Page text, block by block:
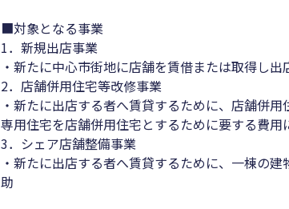
■対象となる事業
1．新規出店事業
・新たに中心市街地に店舗を賃借または取得し
2．店舗併用住宅等改修事業
・新たに出店する者へ賃貸するために、店舗併
専用住宅を店舗併用住宅とするために要する費用
3．シェア店舗整備事業
・新たに出店する者へ賃貸するために、一棟の
助